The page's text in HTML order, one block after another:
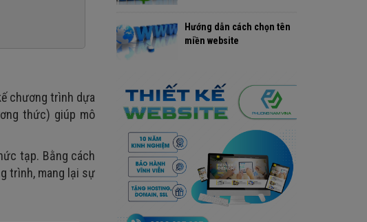
chương trình dựa
thức) giúp mô
tạp. Bằng cách
trình, mang lại sự
Hướng dẫn cách chọn tên
miền website